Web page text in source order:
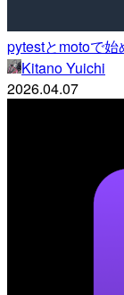
pytestとmotoで
Kitano Yuichi
2026.04.07